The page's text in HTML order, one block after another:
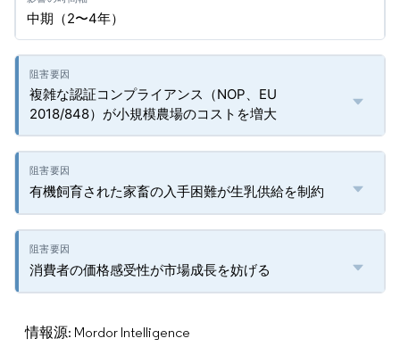
中期（2〜4年）
複雑な認証コンプライアンス（NOP、EU
2018/848）が小規模農場のコストを増大
有機飼育された家畜の入手困難が生乳供給を制約
消費者の価格感受性が市場成長を妨げる
情報源: Mordor Intelligence